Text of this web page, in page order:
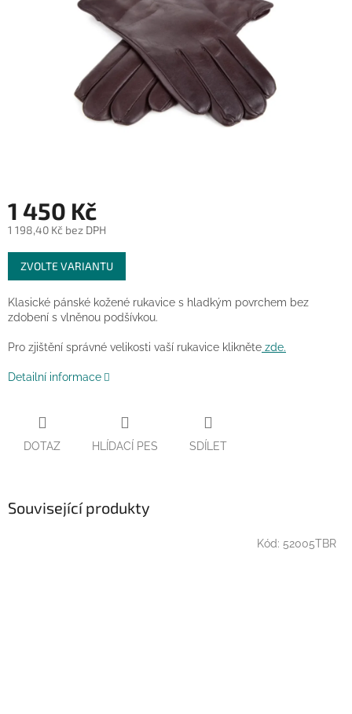
1 450 Kč
1 198,40 Kč bez DPH
Měrná
cena:
ZVOLTE VARIANTU
Klasické pánské kožené rukavice s hladkým povrchem bez
zdobení s vlněnou podšívkou.
Pro zjištění správné velikosti vaší rukavice klikněte zde.
Detailní informace
DOTAZ HLÍDACÍ PES SDÍLET
Související produkty
Kód: 52005TBR